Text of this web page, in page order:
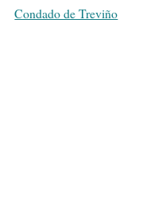
Condado de Treviño